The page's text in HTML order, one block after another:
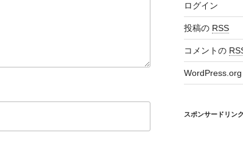
ログイン
投稿の RSS
コメントの
WordPress.org
スポンサードリン